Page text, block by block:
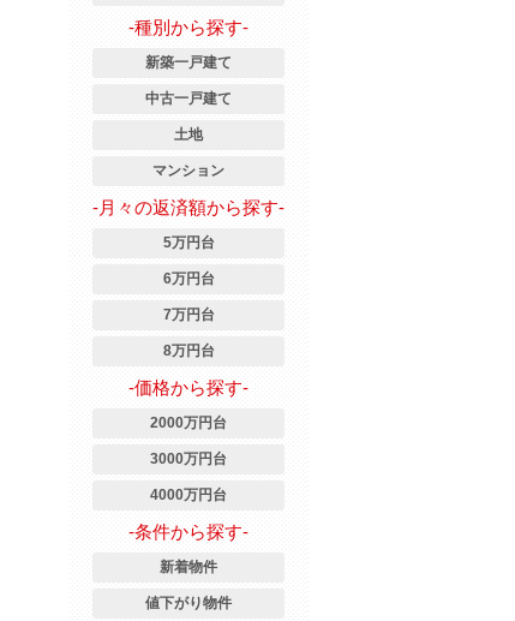
-種別から探す-
新築一戸建て
中古一戸建て
土地
マンション
-月々の返済額から探す-
5万円台
6万円台
7万円台
8万円台
-価格から探す-
2000万円台
3000万円台
4000万円台
-条件から探す-
新着物件
値下がり物件